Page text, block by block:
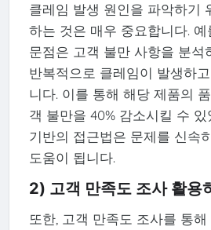
클레임 발생 원인을 파악하기
하는 것은 매우 중요합니다.
문점은 고객 불만 사항을 분석
반복적으로 클레임이 발생하
니다. 이를 통해 해당 제품의
객 불만을 40% 감소시킬 수 있
기반의 접근법은 문제를 신속
도움이 됩니다.
2) 고객 만족도 조사 활용
또한, 고객 만족도 조사를 통